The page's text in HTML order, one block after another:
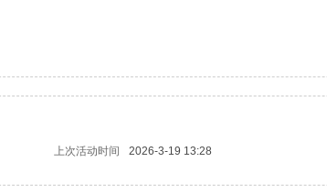
上次活动时间 2026-3-19 13:28